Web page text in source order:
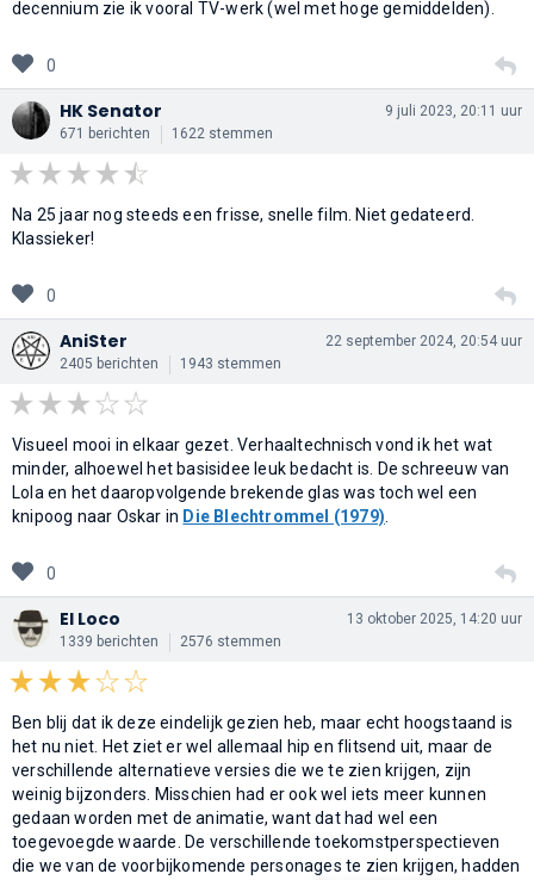
decennium zie ik vooral TV-werk (wel met hoge gemiddelden).
0
HK Senator
671 berichten 1622 stemmen
9 juli 2023, 20:11 uur
Na 25 jaar nog steeds een frisse, snelle film. Niet gedateerd.
Klassieker!
0
AniSter
2405 berichten 1943 stemmen
22 september 2024, 20:54 uur
Visueel mooi in elkaar gezet. Verhaaltechnisch vond ik het wat
minder, alhoewel het basisidee leuk bedacht is. De schreeuw van
Lola en het daaropvolgende brekende glas was toch wel een
knipoog naar Oskar in Die Blechtrommel (1979)
0
El Loco
1339 berichten 2576 stemmen
13 oktober 2025, 14:20 uur
Ben blij dat ik deze eindelijk gezien heb, maar echt hoogstaand is
het nu niet. Het ziet er wel allemaal hip en flitsend uit, maar de
verschillende alternatieve versies die we te zien krijgen, zijn
weinig bijzonders. Misschien had er ook wel iets meer kunnen
gedaan worden met de animatie, want dat had wel een
toegevoegde waarde. De verschillende toekomstperspectieven
die we van de voorbijkomende personages te zien krijgen, hadden